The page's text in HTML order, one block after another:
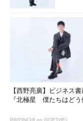
【西野亮廣】ビジネス書
『北極星 僕たちはどう
PR(FINCHI on GOETHE)